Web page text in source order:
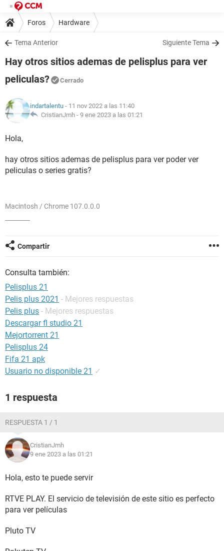
Foros Hardware
Tema Anterior Siguiente Tema
Hay otros sitios ademas de pelisplus para ver
peliculas?
Cerrado
indartalentu - 11 nov 2022 a las 11:40
CristianJmh - 9 ene 2023 a las 01:21
Hola,
hay otros sitios ademas de pelisplus para ver poder ver
peliculas o series gratis?
Macintosh / Chrome 107.0.0.0
Compartir
Consulta también:
Pelisplus 21
Pelis plus 2021 - Mejores respuestas
Pelis plus - Mejores respuestas
Descargar fl studio 21
Mejortorrent 21
Pelisplus 24
Fifa 21 apk
Usuario no disponible 21 ✓
1 respuesta
RESPUESTA 1 / 1
CristianJmh
9 ene 2023 a las 01:21
Hola, esto te puede servir
RTVE PLAY. El servicio de televisión de este sitio es perfecto
para ver películas
Pluto TV